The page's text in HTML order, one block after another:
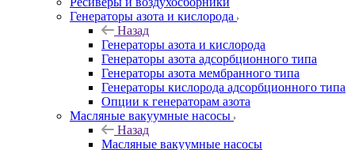
Генераторы азота и кислорода
Назад
Генераторы азота и кислорода
Генераторы азота адсорбционного типа
Генераторы азота мембранного типа
Генераторы кислорода адсорбционного типа
Опции к генераторам азота
Масляные вакуумные насосы
Назад
Масляные вакуумные насосы